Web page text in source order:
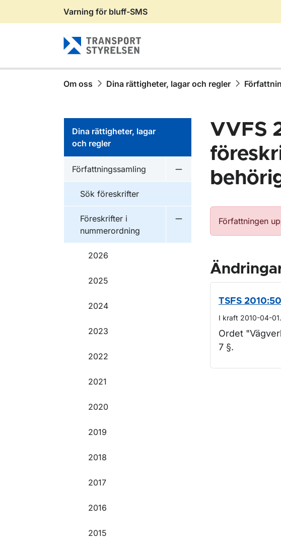
Gå till sidans innehåll
Varning för bluff-SMS
Om oss Dina rättigheter, lagar och regler
Dina rättigheter, lagar
och regler
Författningssamling
Undermeny för
Sök föreskrifter
Föreskrifter i
nummerordning
Undermeny för
2026
2025
2024
2023
2022
2021
2020
2019
2018
2017
2016
2015
VVFS
Författningen
TSFS
I kraft 2010-04-01.
Ordet
7 §.